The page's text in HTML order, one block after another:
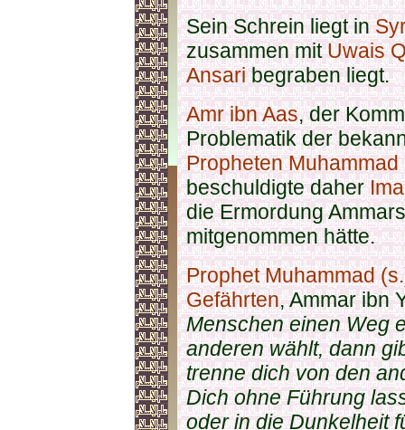
Sein Schrein liegt in
zusammen mitUwais
Ansaribegraben liegt.
Amr ibn Aas, der
Problematik der
Propheten Muhammad
beschuldigte daher
die Ermordung
mitgenommen hätte.
Prophet Muhammad
Gefährten, Ammar ibn
Menschen einen Weg
anderen wählt, dann
trenne dich von den
Dich ohne Führung
oder in die Dunkelheit